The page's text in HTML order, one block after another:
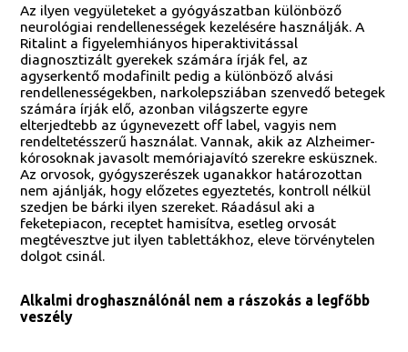
Az ilyen vegyületeket a gyógyászatban különböző
neurológiai rendellenességek kezelésére használják. A
Ritalint a figyelemhiányos hiperaktivitással
diagnosztizált gyerekek számára írják fel, az
agyserkentő modafinilt pedig a különböző alvási
rendellenességekben, narkolepsziában szenvedő betegek
számára írják elő, azonban világszerte egyre
elterjedtebb az úgynevezett off label, vagyis nem
rendeltetésszerű használat. Vannak, akik az Alzheimer-
kórosoknak javasolt memóriajavító szerekre esküsznek.
Az orvosok, gyógyszerészek uganakkor határozottan
nem ajánlják, hogy előzetes egyeztetés, kontroll nélkül
szedjen be bárki ilyen szereket. Ráadásul aki a
feketepiacon, receptet hamisítva, esetleg orvosát
megtévesztve jut ilyen tablettákhoz, eleve törvénytelen
dolgot csinál.
Alkalmi droghasználónál nem a rászokás a legfőbb
veszély